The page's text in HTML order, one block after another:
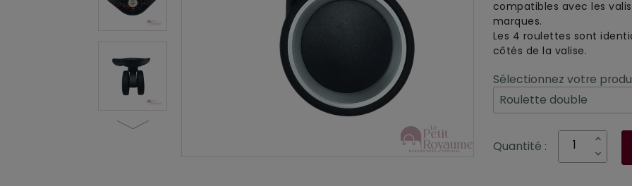
compatibles avec les
marques.
Les 4 roulettes sont
côtés de la valise.
Sélectionnez votre
Quantité :